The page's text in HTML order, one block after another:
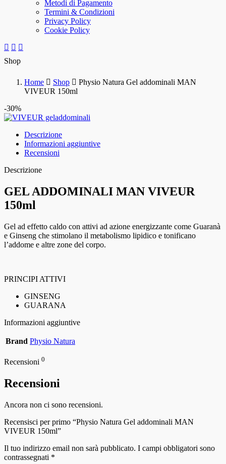
Metodi di Pagamento
Termini & Condizioni
Privacy Policy
Cookie Policy
Shop
Home Shop
Physio Natura Gel addominali MAN
VIVEUR 150ml
-30%
Descrizione
Informazioni aggiuntive
Recensioni
Descrizione
GEL ADDOMINALI MAN VIVEUR
150ml
Gel ad effetto caldo con attivi ad azione energizzante come Guaranà
e Ginseng che stimolano il metabolismo lipidico e tonificano
l’addome e altre zone del corpo.
PRINCIPI ATTIVI
GINSENG
GUARANA
Informazioni aggiuntive
Brand Physio Natura
Recensioni 0
Recensioni
Ancora non ci sono recensioni.
Recensisci per primo “Physio Natura Gel addominali MAN
VIVEUR 150ml”
Il tuo indirizzo email non sarà pubblicato. I campi obbligatori sono
contrassegnati *